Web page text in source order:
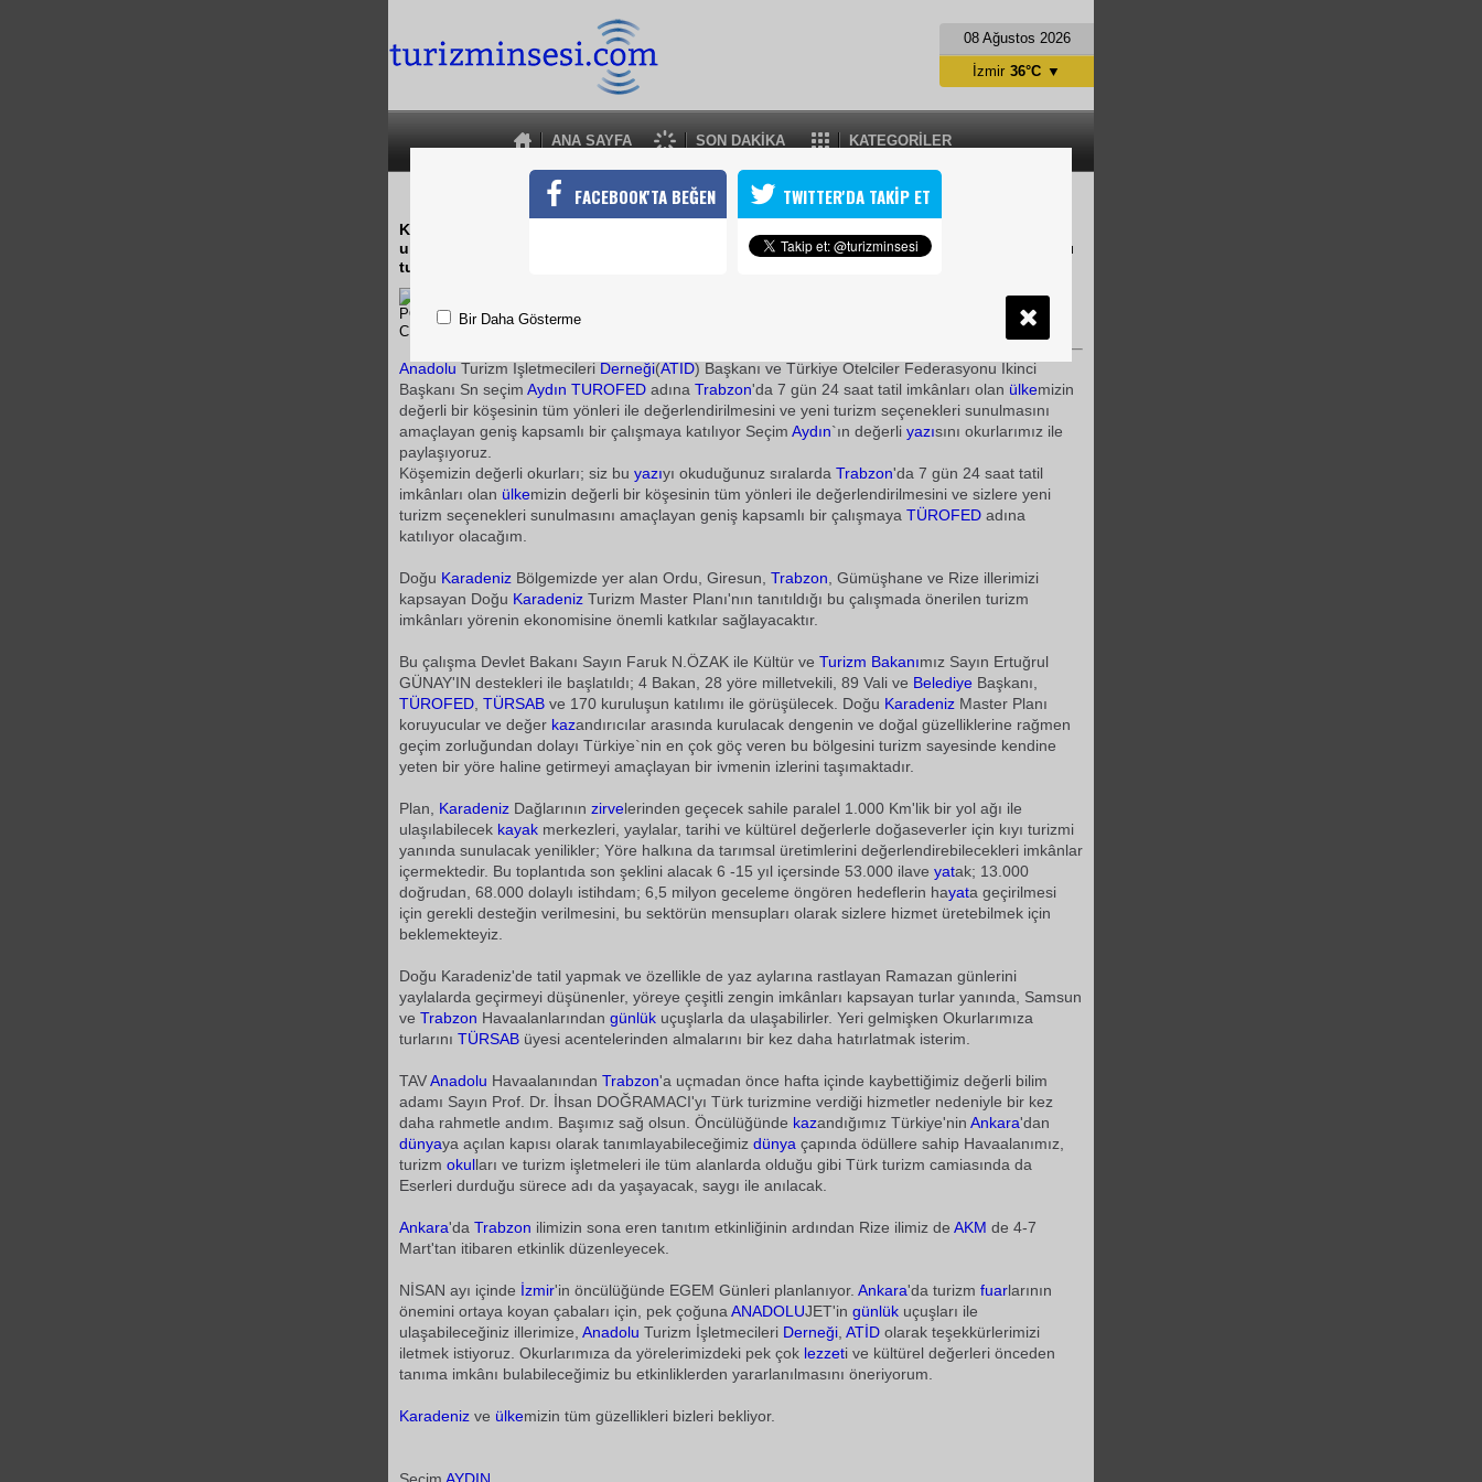
08 Ağustos 2026
ANA SAYFA SON DAKİKA KATEGORİLER
İzmir 36°C ▼
KARADENİZİN POTANSİYELİ CEZBEDECEK
Karadeniz Dağlarının zirvelerinden geçecek sahile paralel 1.000 Km'lik bir yol ağı ile
ulaşılabilecek kayak merkezleri, yaylalar, tarihi ve kültürel değerlerle doğaseverler için kıyı
turizmi yanında sunulacak
TURİZMİN SESİ
Anadolu Turizm İşletmecileri Derneği(ATİD) Başkanı ve Türkiye Otelciler Federasyonu İkinci
Başkanı Sn seçim Aydın TUROFED adına Trabzon'da 7 gün 24 saat tatil imkânları olan ülkemizin
değerli bir köşesinin tüm yönleri ile değerlendirilmesini ve yeni turizm seçenekleri sunulmasını
amaçlayan geniş kapsamlı bir çalışmaya katılıyor Seçim Aydın`ın değerli yazısını okurlarımız ile
paylaşıyoruz.
Köşemizin değerli okurları; siz bu yazıyı okuduğunuz sıralarda Trabzon'da 7 gün 24 saat tatil
imkânları olan ülkemizin değerli bir köşesinin tüm yönleri ile değerlendirilmesini ve sizlere yeni
turizm seçenekleri sunulmasını amaçlayan geniş kapsamlı bir çalışmaya TÜROFED adına
katılıyor olacağım.
Doğu Karadeniz Bölgemizde yer alan Ordu, Giresun, Trabzon , Gümüşhane ve Rize illerimizi
kapsayan Doğu Karadeniz Turizm Master Planı'nın tanıtıldığı bu çalışmada önerilen turizm
imkânları yörenin ekonomisine önemli katkılar sağlayacaktır.
Bu çalışma Devlet Bakanı Sayın Faruk N.ÖZAK ile Kültür ve Turizm Bakanımız Sayın Ertuğrul
GÜNAY'IN destekleri ile başlatıldı; 4 Bakan, 28 yöre milletvekili, 89 Vali ve Belediye Başkanı,
TÜROFED TÜRSAB ve 170 kuruluşun katılımı ile görüşülecek. Doğu Karadeniz Master Planı
koruyucular ve değer kazandırıcılar arasında kurulacak dengenin ve doğal güzelliklerine rağmen
geçim zorluğundan dolayı Türkiye`nin en çok göç veren bu bölgesini turizm sayesinde kendine
yeten bir yöre haline getirmeyi amaçlayan bir ivmenin izlerini taşımaktadır.
Plan, Karadeniz Dağlarının zirvelerinden geçecek sahile paralel 1.000 Km'lik bir yol ağı ile
ulaşılabilecek kayak merkezleri, yaylalar, tarihi ve kültürel değerlerle doğaseverler için kıyı turizmi
yanında sunulacak yenilikler; Yöre halkına da tarımsal üretimlerini değerlendirebilecekleri imkânlar
içermektedir. Bu toplantıda son şeklini alacak 6 -15 yıl içersinde 53.000 ilave yatak; 13.000
doğrudan, 68.000 dolaylı istihdam; 6,5 milyon geceleme öngören hedeflerin hayata geçirilmesi
için gerekli desteğin verilmesini, bu sektörün mensupları olarak sizlere hizmet üretebilmek için
beklemekteyiz.
Doğu Karadeniz'de tatil yapmak ve özellikle de yaz aylarına rastlayan Ramazan günlerini
yaylalarda geçirmeyi düşünenler, yöreye çeşitli zengin imkânları kapsayan turlar yanında, Samsun
ve Trabzon Havaalanlarından günlük uçuşlarla da ulaşabilirler. Yeri gelmişken Okurlarımıza
turlarını TÜRSAB üyesi acentelerinden almalarını bir kez daha hatırlatmak isterim.
TAVAnadolu Havaalanından Trabzon'a uçmadan önce hafta içinde kaybettiğimiz değerli bilim
adamı Sayın Prof. Dr. İhsan DOĞRAMACI'yı Türk turizmine verdiği hizmetler nedeniyle bir kez
daha rahmetle andım. Başımız sağ olsun. Öncülüğünde kazandığımız Türkiye'nin Ankara'dan
dünyaya açılan kapısı olarak tanımlayabileceğimiz dünya çapında ödüllere sahip Havaalanımız,
turizm okulları ve turizm işletmeleri ile tüm alanlarda olduğu gibi Türk turizm camiasında da
Eserleri durduğu sürece adı da yaşayacak, saygı ile anılacak.
Ankara'da Trabzon ilimizin sona eren tanıtım etkinliğinin ardından Rize ilimiz de AKM de 4-7
Mart'tan itibaren etkinlik düzenleyecek.
NİSAN ayı içinde İzmir'in öncülüğünde EGEM Günleri planlanıyor. Ankara'da turizm fuarlarının
önemini ortaya koyan çabaları için, pek çoğuna ANADOLUJET'in günlük uçuşları ile
ulaşabileceğiniz illerimize, Anadolu Turizm İşletmecileri Derneği ATİD olarak teşekkürlerimizi
iletmek istiyoruz. Okurlarımıza da yörelerimizdeki pek çok lezzeti ve kültürel değerleri önceden
tanıma imkânı bulabileceğimiz bu etkinliklerden yararlanılmasını öneriyorum.
Karadeniz ve ülkemizin tüm güzellikleri bizleri bekliyor.
FACEBOOK'TA BEĞEN TWITTER'DA TAKİP ET
Bir Daha Gösterme